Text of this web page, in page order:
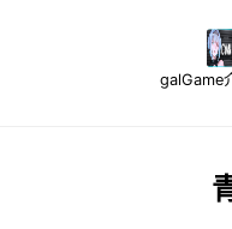
galGame